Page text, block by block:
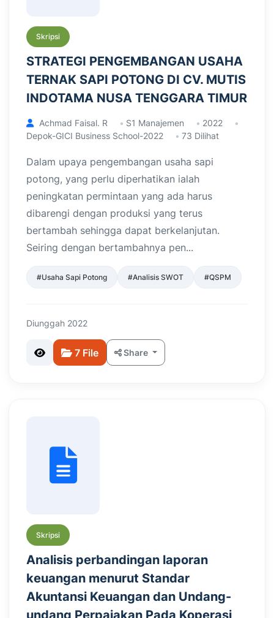
Skripsi
STRATEGI PENGEMBANGAN USAHA
TERNAK SAPI POTONG DI CV. MUTIS
INDOTAMA NUSA TENGGARA TIMUR
Achmad Faisal. R S1 Manajemen
2022
Depok-GICI Business School-2022
73 Dilihat
Dalam upaya pengembangan usaha sapi
potong, yang perlu diperhatikan ialah
peningkatan permintaan yang ada harus
dibarengi dengan produksi yang terus
bertambah sehingga dapat berkelanjutan.
Seiring dengan bertambahnya pen...
#Usaha Sapi Potong #Analisis SWOT #QSPM
Diunggah 2022
7 File Share
Skripsi
Analisis perbandingan laporan
keuangan menurut Standar
Akuntansi Keuangan dan Undang-
undang Perpajakan Pada Koperasi